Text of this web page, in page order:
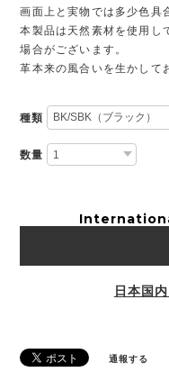
画面上と実物では多少色具
本製品は天然素材を使用し
場合がございます。
革本来の風合いを生かして
種類
数量
日本国
通報する